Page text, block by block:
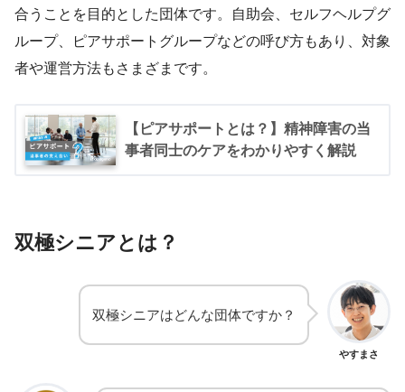
合うことを目的とした団体です。自助会、セルフヘルプグ
ループ、ピアサポートグループなどの呼び方もあり、対象
者や運営方法もさまざまです。
【ピアサポートとは？】精神障害の当
事者同士のケアをわかりやすく解説
双極シニアとは？
やすまさ
双極シニアはどんな団体ですか？